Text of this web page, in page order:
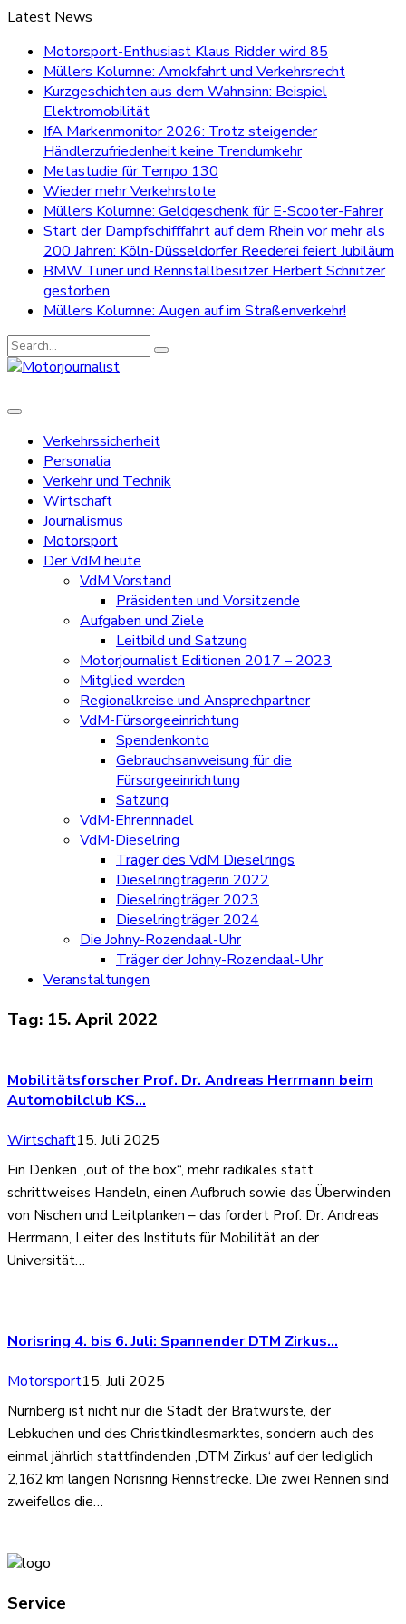
Latest News
Motorsport-Enthusiast Klaus Ridder wird 85
Müllers Kolumne: Amokfahrt und Verkehrsrecht
Kurzgeschichten aus dem Wahnsinn: Beispiel
Elektromobilität
IfA Markenmonitor 2026: Trotz steigender
Händlerzufriedenheit keine Trendumkehr
Metastudie für Tempo 130
Wieder mehr Verkehrstote
Müllers Kolumne: Geldgeschenk für E-Scooter-Fahrer
Start der Dampfschifffahrt auf dem Rhein vor mehr als
200 Jahren: Köln-Düsseldorfer Reederei feiert Jubiläum
BMW Tuner und Rennstallbesitzer Herbert Schnitzer
gestorben
Müllers Kolumne: Augen auf im Straßenverkehr!
Search
for:
Verkehrssicherheit
Personalia
Verkehr und Technik
Wirtschaft
Journalismus
Motorsport
Der VdM heute
VdM Vorstand
Präsidenten und Vorsitzende
Aufgaben und Ziele
Leitbild und Satzung
Motorjournalist Editionen 2017 – 2023
Mitglied werden
Regionalkreise und Ansprechpartner
VdM-Fürsorgeeinrichtung
Spendenkonto
Gebrauchsanweisung für die
Fürsorgeeinrichtung
Satzung
VdM-Ehrennnadel
VdM-Dieselring
Träger des VdM Dieselrings
Dieselringträgerin 2022
Dieselringträger 2023
Dieselringträger 2024
Die Johny-Rozendaal-Uhr
Träger der Johny-Rozendaal-Uhr
Veranstaltungen
Tag: 15. April 2022
Mobilitätsforscher Prof. Dr. Andreas Herrmann beim
Automobilclub KS…
Wirtschaft15. Juli 2025
Ein Denken „out of the box“, mehr radikales statt
schrittweises Handeln, einen Aufbruch sowie das Überwinden
von Nischen und Leitplanken – das fordert Prof. Dr. Andreas
Herrmann, Leiter des Instituts für Mobilität an der
Universität…
Norisring 4. bis 6. Juli: Spannender DTM Zirkus…
Motorsport15. Juli 2025
Nürnberg ist nicht nur die Stadt der Bratwürste, der
Lebkuchen und des Christkindlesmarktes, sondern auch des
einmal jährlich stattfindenden ‚DTM Zirkus‘ auf der lediglich
2,162 km langen Norisring Rennstrecke. Die zwei Rennen sind
zweifellos die…
Service